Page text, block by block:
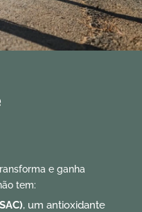
e ganha
tem:
, um antioxidante